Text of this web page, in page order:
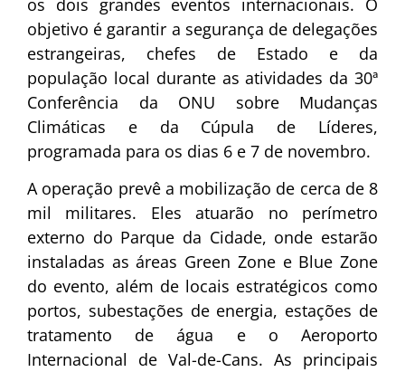
objetivo é garantir a segurança de delegações
estrangeiras, chefes de Estado e da
população local durante as atividades da 30ª
Conferência da ONU sobre Mudanças
Climáticas e da Cúpula de Líderes,
programada para os dias 6 e 7 de novembro.
A operação prevê a mobilização de cerca de 8
mil militares. Eles atuarão no perímetro
externo do Parque da Cidade, onde estarão
instaladas as áreas Green Zone e Blue Zone
do evento, além de locais estratégicos como
portos, subestações de energia, estações de
tratamento de água e o Aeroporto
Internacional de Val-de-Cans. As principais